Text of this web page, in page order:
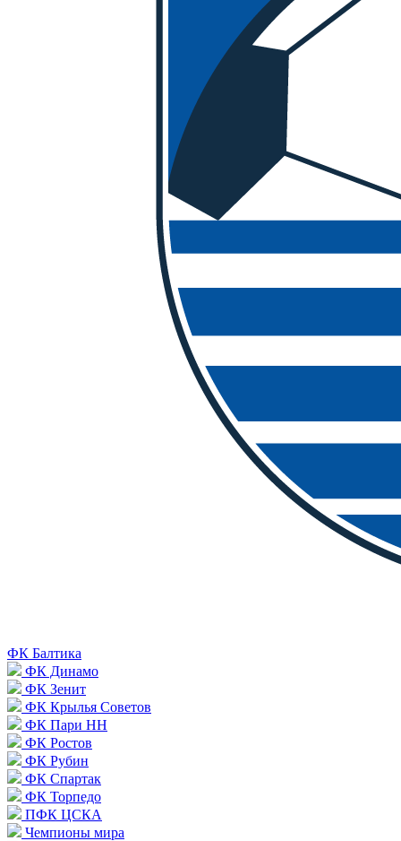
ФК Балтика
ФК Динамо
ФК Зенит
ФК Крылья Советов
ФК Пари НН
ФК Ростов
ФК Рубин
ФК Спартак
ФК Торпедо
ПФК ЦСКА
Чемпионы мира